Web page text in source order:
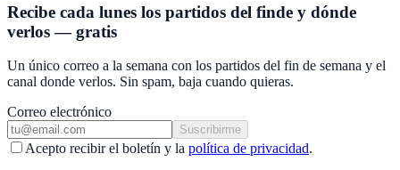
Recibe cada lunes los partidos del finde y dónde
verlos — gratis
Un único correo a la semana con los partidos del fin de semana y el
canal donde verlos. Sin spam, baja cuando quieras.
Correo electrónico
Suscribirme
Acepto recibir el boletín y la política de privacidad.